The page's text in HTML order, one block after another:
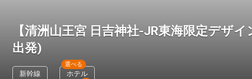
【清洲山王宮 日吉神社-JR東海限定デザ
出発)
新幹線 ホテル
選べる